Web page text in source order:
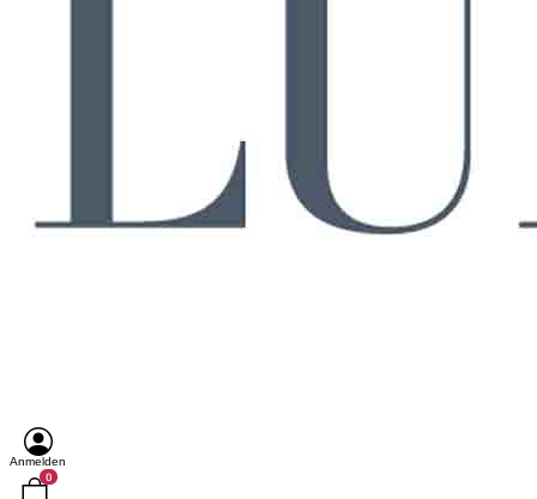
Anmelden
0